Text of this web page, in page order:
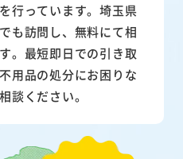
行っています。埼玉県
も訪問し、無料にて相
。最短即日での引き取
用品の処分にお困りな
談ください。